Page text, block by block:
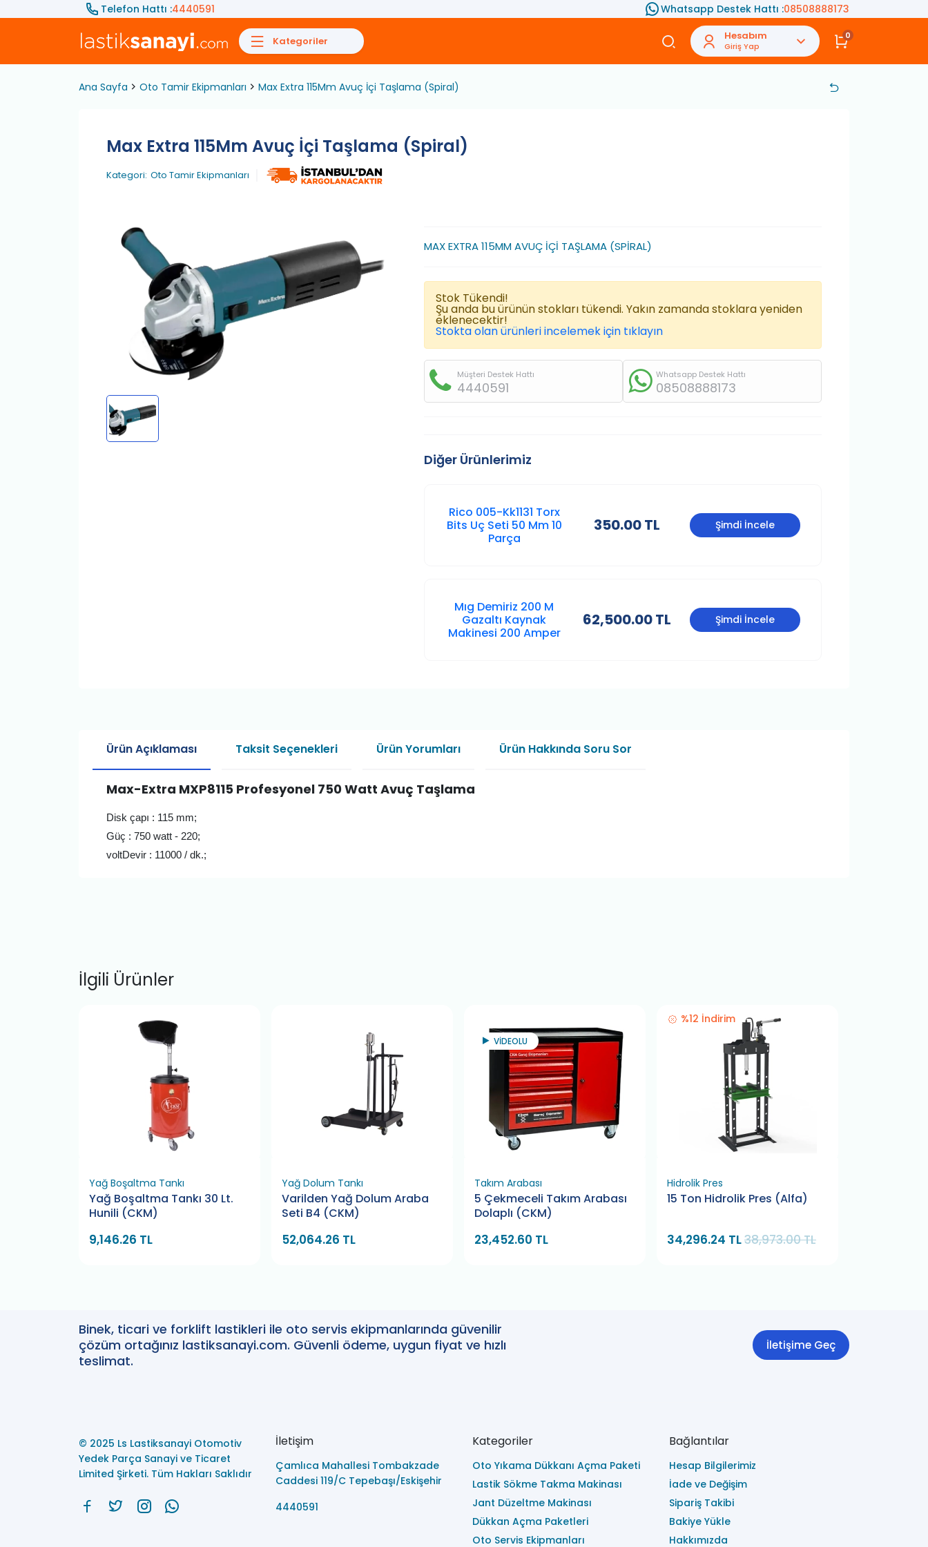
Telefon Hattı :4440591 Whatsapp Destek Hattı :08508888173
Kategoriler Hesabım
Giriş Yap
0
Ana Sayfa Oto Tamir Ekipmanları Max Extra 115Mm Avuç İçi Taşlama (Spiral)
Max Extra 115Mm Avuç İçi Taşlama (Spiral)
Kategori: Oto Tamir Ekipmanları
MAX EXTRA 115MM AVUÇ İÇİ TAŞLAMA (SPİRAL)
Stok Tükendi!
Şu anda bu ürünün stokları tükendi. Yakın zamanda stoklara yeniden
eklenecektir!
Stokta olan ürünleri incelemek için tıklayın
Müşteri Destek Hattı
4440591
Whatsapp Destek Hattı
08508888173
Diğer Ürünlerimiz
Rico 005-Kk1131 Torx
Bits Uç Seti 50 Mm 10
Parça
350.00 TL Şimdi İncele
Mıg Demiriz 200 M
Gazaltı Kaynak
Makinesi 200 Amper
62,500.00 TL Şimdi İncele
Ürün Açıklaması Taksit Seçenekleri Ürün Yorumları Ürün Hakkında Soru Sor
Max-Extra MXP8115 Profesyonel 750 Watt Avuç Taşlama
Disk çapı : 115 mm;
Güç : 750 watt - 220;
voltDevir : 11000 / dk.;
İlgili Ürünler
Yağ Boşaltma Tankı
Yağ Boşaltma Tankı 30 Lt.
Hunili (CKM)
9,146.26 TL
Yağ Dolum Tankı
Varilden Yağ Dolum Araba
Seti B4 (CKM)
52,064.26 TL
VİDEOLU
Takım Arabası
5 Çekmeceli Takım Arabası
Dolaplı (CKM)
23,452.60 TL
%12 İndirim
Hidrolik Pres
15 Ton Hidrolik Pres (Alfa)
34,296.24 TL38,973.00 TL
Binek, ticari ve forklift lastikleri ile oto servis ekipmanlarında güvenilir
çözüm ortağınız lastiksanayi.com. Güvenli ödeme, uygun fiyat ve hızlı
teslimat.
İletişime Geç
© 2025 Ls Lastiksanayi Otomotiv
Yedek Parça Sanayi ve Ticaret
Limited Şirketi. Tüm Hakları Saklıdır
İletişim
Çamlıca Mahallesi Tombakzade
Caddesi 119/C Tepebaşı/Eskişehir
4440591
Kategoriler
Oto Yıkama Dükkanı Açma Paketi
Lastik Sökme Takma Makinası
Jant Düzeltme Makinası
Dükkan Açma Paketleri
Oto Servis Ekipmanları
Bağlantılar
Hesap Bilgilerimiz
İade ve Değişim
Sipariş Takibi
Bakiye Yükle
Hakkımızda